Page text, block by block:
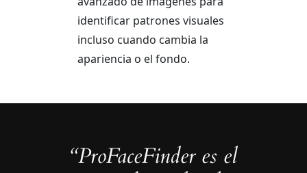
identificar patrones visuales
incluso cuando cambia la
apariencia o el fondo.
“ProFaceFinder es el